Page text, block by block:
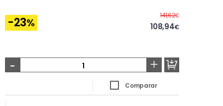
-23%
141,62€Antes
108,94€
- +
Comparar